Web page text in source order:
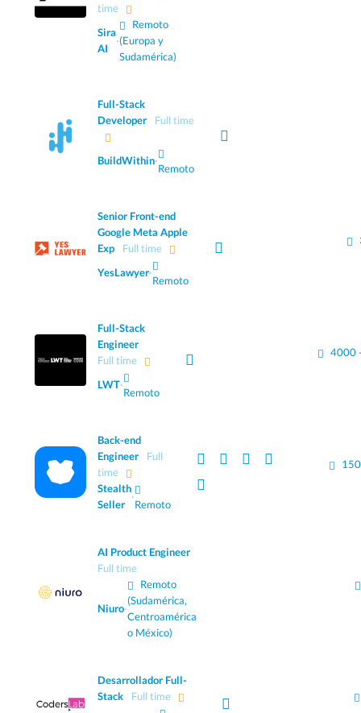
time
Sira
AI
·
Remoto
(Europa y
Sudamérica)
Full-Stack
Developer
Full time
BuildWithin·
Remoto
Senior Front-end
Google Meta Apple
Exp
Full time
YesLawyer·
Remoto
Full-Stack
Engineer
Full time
LWT·
Remoto
4000
Back-end
Engineer
Full
time
Stealth
Seller
·
Remoto
AI Product Engineer
Full time
Niuro·
Remoto
(Sudamérica,
Centroamérica
o México)
Desarrollador Full-
Stack
Full time